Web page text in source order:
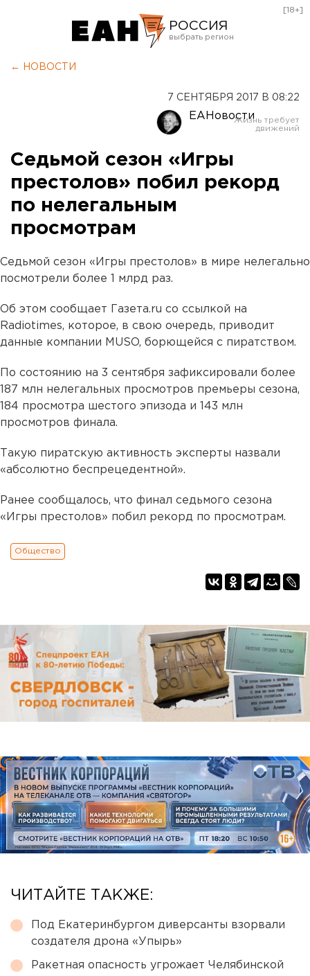
РОССИЯ
Оренбург
[18+]
← НОВОСТИ
7 СЕНТЯБРЯ 2017 В 08:22
ЕАНовости
Седьмой сезон «Игры
престолов» побил рекорд
по нелегальным
просмотрам
Седьмой сезон «Игры престолов» в мире нелегально
посмотрели более 1 млрд раз.
Об этом сообщает Газета.ru со ссылкой на
Radiotimes, которое, в свою очередь, приводит
данные компании MUSO, борющейся с пиратством.
По состоянию на 3 сентября зафиксировали более
187 млн нелегальных просмотров премьеры сезона,
184 просмотра шестого эпизода и 143 млн
просмотров финала.
Такую пиратскую активность эксперты назвали
«абсолютно беспрецедентной».
Ранее сообщалось, что финал седьмого сезона
«Игры престолов» побил рекорд по просмотрам.
Общество
ЧИТАЙТЕ ТАКЖЕ:
Под Екатеринбургом диверсанты взорвали
создателя дрона «Упырь»
Ракетная опасность угрожает Челябинской